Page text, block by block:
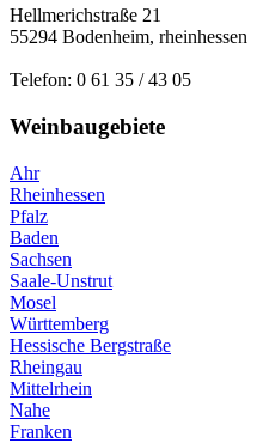
Hellmerichstraße 21
55294 Bodenheim, rheinhessen
Telefon: 0 61 35 / 43 05
Weinbaugebiete
Ahr
Rheinhessen
Pfalz
Baden
Sachsen
Saale-Unstrut
Mosel
Württemberg
Hessische Bergstraße
Rheingau
Mittelrhein
Nahe
Franken